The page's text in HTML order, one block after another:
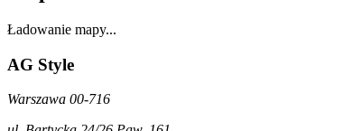
Ładowanie mapy...
AG Style
Warszawa 00-716